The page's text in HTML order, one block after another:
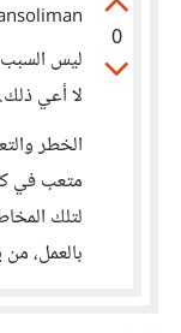
0
ليس السبب
لا أعي ذلك.
الخطر
متعب في
لتلك
بالعمل،